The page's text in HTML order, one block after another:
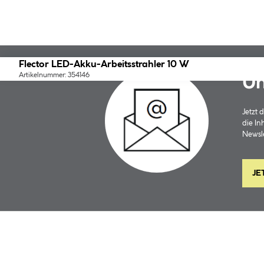
Flector LED-Akku-Arbeitsstrahler 10 W
Artikelnummer: 354146
Jetzt
die